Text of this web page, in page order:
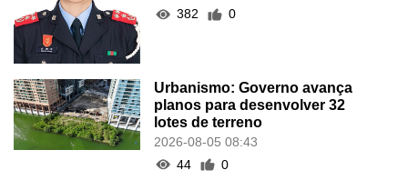
382
0
Urbanismo: Governo avança
planos para desenvolver 32
lotes de terreno
2026-08-05 08:43
44
0